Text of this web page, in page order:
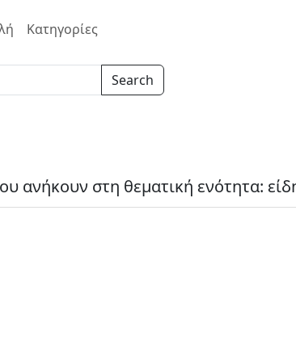
Κατηγορίες
Search
ανήκουν στη θεματική ενότητα: